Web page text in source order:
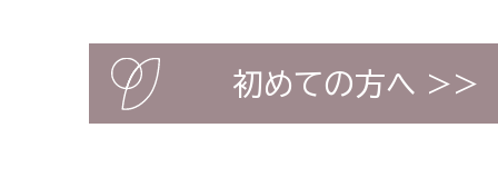
初めての方へ >>